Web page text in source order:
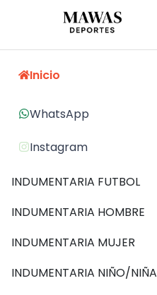
Inicio
WhatsApp
Instagram
INDUMENTARIA FUTBOL
INDUMENTARIA HOMBRE
INDUMENTARIA MUJER
INDUMENTARIA NIÑO/NIÑA